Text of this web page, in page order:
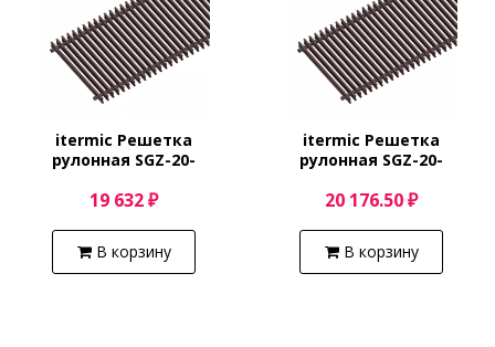
itermic Решетка
рулонная SGZ-20-
19 632 ₽
В корзину
itermic Решетка
рулонная SGZ-20-
20 176.50 ₽
В корзину